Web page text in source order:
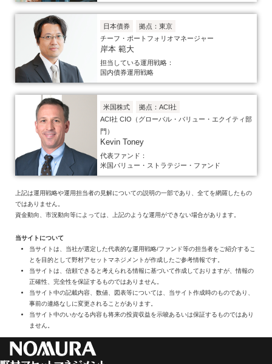
日本債券
拠点：東京
チーフ・ポートフォリオマネージャー
岸本 範大
担当している運用戦略：
国内債券運用戦略
米国株式
拠点：ACI社
ACI社 CIO（グローバル・バリュー・エクイティ部
門）
Kevin Toney
代表ファンド：
米国バリュー・ストラテジー・ファンド
上記は運用戦略や運用担当者の見解についての説明の一部であり、全てを網羅したもの
ではありません。
資金動向、市況動向等によっては、上記のような運用ができない場合があります。
当サイトについて
当サイトは、当社が選定した代表的な運用戦略/ファンド等の担当者をご紹介するこ
とを目的として野村アセットマネジメントが作成したご参考情報です。
当サイトは、信頼できると考えられる情報に基づいて作成しておりますが、情報の
正確性、完全性を保証するものではありません。
当サイト中の記載内容、数値、図表等については、当サイト作成時のものであり、
事前の連絡なしに変更されることがあります。
当サイト中のいかなる内容も将来の投資収益を示唆あるいは保証するものではあり
ません。